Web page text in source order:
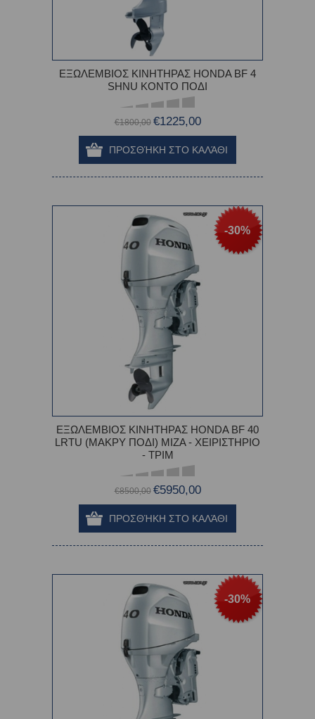
ΕΞΩΛΕΜΒΙΟΣ ΚΙΝΗΤΗΡΑΣ HONDA BF 4
SHNU ΚΟΝΤΟ ΠΟΔΙ
€1800,00 €1225,00
-30%
ΕΞΩΛΕΜΒΙΟΣ ΚΙΝΗΤΗΡΑΣ HONDA BF 40
LRTU (ΜΑΚΡΥ ΠΟΔΙ) ΜΙΖΑ - ΧΕΙΡΙΣΤΗΡΙΟ
- ΤΡΙΜ
€8500,00 €5950,00
-30%